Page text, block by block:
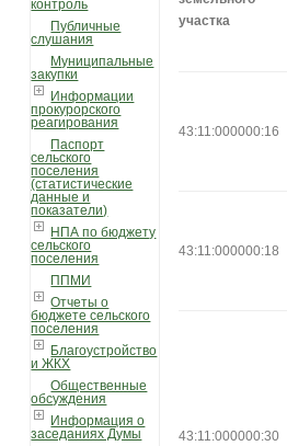
контроль
Публичные
слушания
Муниципальные
закупки
Информации
прокурорского
реагирования
Паспорт
сельского
поселения
(статистические
данные и
показатели)
НПА по бюджету
сельского
поселения
ППМИ
Отчеты о
бюджете сельского
поселения
Благоустройство
и ЖКХ
Общественные
обсуждения
Информация о
заседаниях Думы
участка
43:11:000000:16
43:11:000000:18
43:11:000000:30